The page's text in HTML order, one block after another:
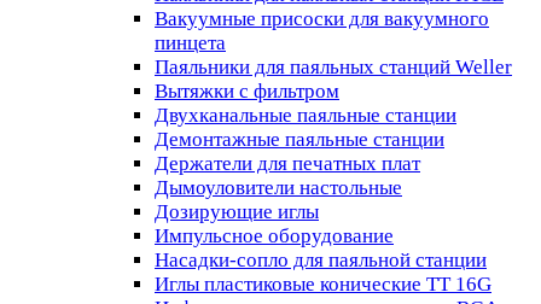
Вакуумные присоски для вакуумного
пинцета
Паяльники для паяльных станций Weller
Вытяжки с фильтром
Двухканальные паяльные станции
Демонтажные паяльные станции
Держатели для печатных плат
Дымоуловители настольные
Дозирующие иглы
Импульсное оборудование
Насадки-сопло для паяльной станции
Иглы пластиковые конические TT 16G